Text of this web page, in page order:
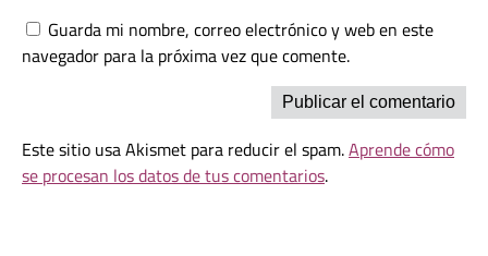
Guarda mi nombre, correo electrónico y web en este
navegador para la próxima vez que comente.
Este sitio usa Akismet para reducir el spam.Aprende cómo
se procesan los datos de tus comentarios.